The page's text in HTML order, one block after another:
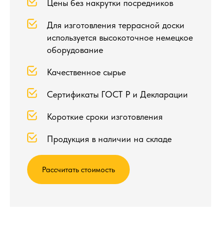
Цены без накрутки посредников
Для изготовления террасной доски
используется высокоточное немецкое
оборудование
Качественное сырье
Сертификаты ГОСТ Р и Декларации
Короткие сроки изготовления
Продукция в наличии на складе
Рассчитать стоимость